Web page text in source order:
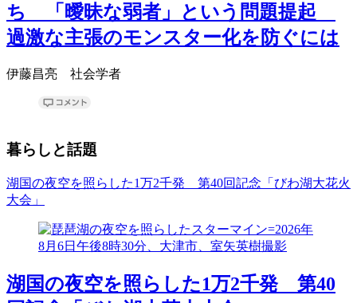
ち 「曖昧な弱者」という問題提起
過激な主張のモンスター化を防ぐには
伊藤昌亮 社会学者
暮らしと話題
湖国の夜空を照らした1万2千発 第40回記念「びわ湖大花火
大会」
湖国の夜空を照らした1万2千発 第40